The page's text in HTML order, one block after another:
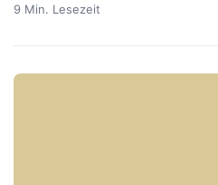
9 Min. Lesezeit